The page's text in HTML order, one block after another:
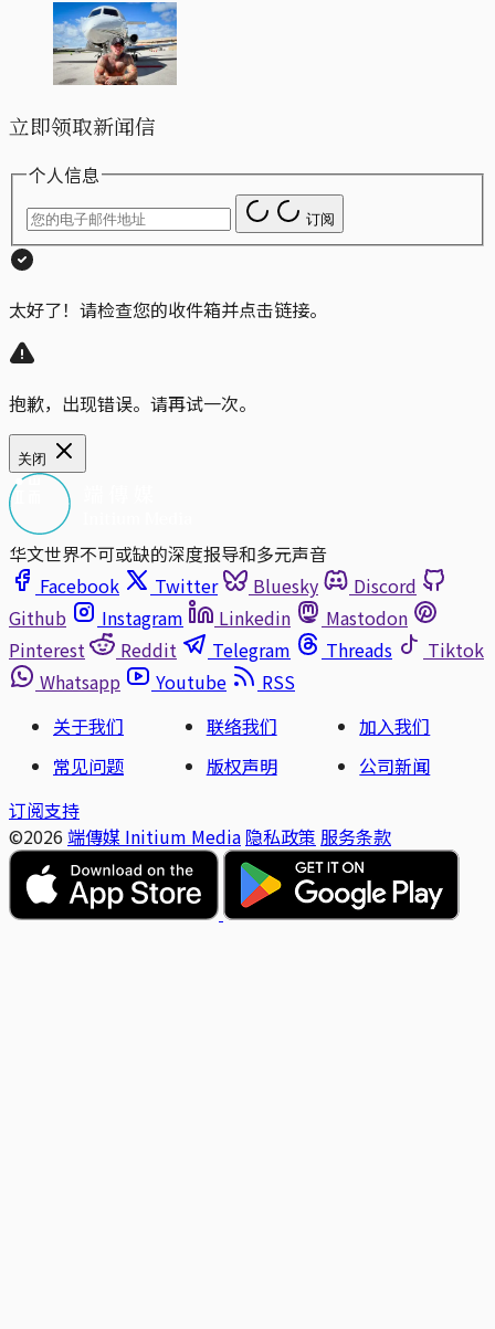
立即领取新闻信
个人信息
订阅
太好了！请检查您的收件箱并点击链接。
抱歉，出现错误。请再试一次。
关闭
华文世界不可或缺的深度报导和多元声音
Facebook
Twitter Bluesky
Discord
Github
Instagram Linkedin
Mastodon
Pinterest
Reddit Telegram Threads
Tiktok
Whatsapp
Youtube
RSS
关于我们
联络我们
加入我们
常见问题
版权声明
公司新闻
订阅支持
©2026 端傳媒 Initium Media 隐私政策 服务条款